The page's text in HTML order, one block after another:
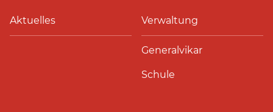
Aktuelles Verwaltung
Generalvikar
Schule